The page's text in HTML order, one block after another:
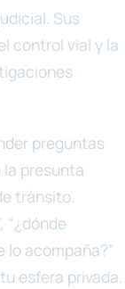
Sus
control vial y la
preguntas
presunta
tránsito.
“¿dónde
lo acompaña?”
esfera privada.